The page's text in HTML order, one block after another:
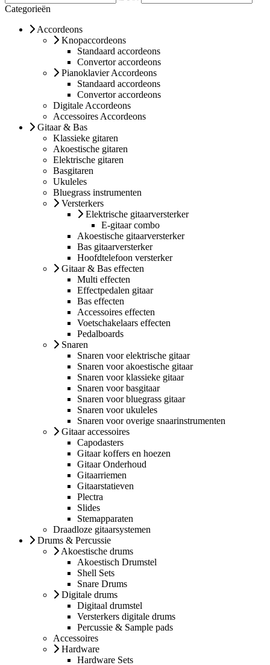
Categorieën
Accordeons
Knopaccordeons
Standaard accordeons
Convertor accordeons
Pianoklavier Accordeons
Standaard accordeons
Convertor accordeons
Digitale Accordeons
Accessoires Accordeons
Gitaar & Bas
Klassieke gitaren
Akoestische gitaren
Elektrische gitaren
Basgitaren
Ukuleles
Bluegrass instrumenten
Versterkers
Elektrische gitaarversterker
E-gitaar combo
Akoestische gitaarversterker
Bas gitaarversterker
Hoofdtelefoon versterker
Gitaar & Bas effecten
Multi effecten
Effectpedalen gitaar
Bas effecten
Accessoires effecten
Voetschakelaars effecten
Pedalboards
Snaren
Snaren voor elektrische gitaar
Snaren voor akoestische gitaar
Snaren voor klassieke gitaar
Snaren voor basgitaar
Snaren voor bluegrass gitaar
Snaren voor ukuleles
Snaren voor overige snaarinstrumenten
Gitaar accessoires
Capodasters
Gitaar koffers en hoezen
Gitaar Onderhoud
Gitaarriemen
Gitaarstatieven
Plectra
Slides
Stemapparaten
Draadloze gitaarsystemen
Drums & Percussie
Akoestische drums
Akoestisch Drumstel
Shell Sets
Snare Drums
Digitale drums
Digitaal drumstel
Versterkers digitale drums
Percussie & Sample pads
Accessoires
Hardware
Hardware Sets